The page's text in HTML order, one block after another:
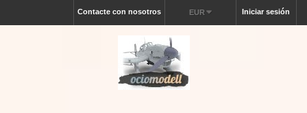
Iniciar sesión
EUR
Contacte con nosotros